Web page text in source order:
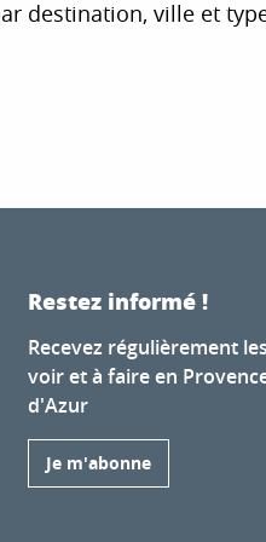
destination, ville et
aux
Restez informé !
Recevez régulièrement
voir et à faire en
d'Azur
Je m'abonne